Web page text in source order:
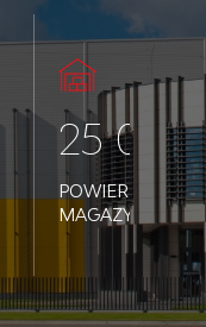
25 000
POWIERZCHNI
MAGAZYNOWEJ